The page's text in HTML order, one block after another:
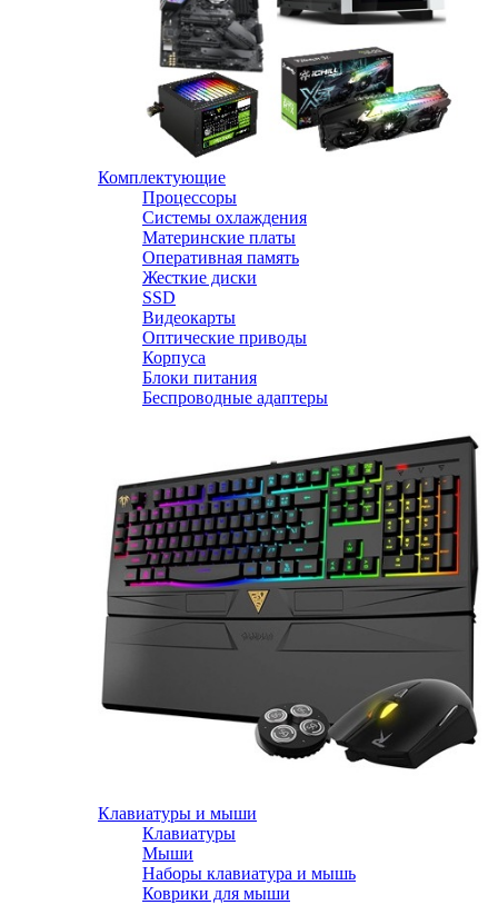
Комплектующие
Процессоры
Системы охлаждения
Материнские платы
Оперативная память
Жесткие диски
SSD
Видеокарты
Оптические приводы
Корпуса
Блоки питания
Беспроводные адаптеры
Клавиатуры и мыши
Клавиатуры
Мыши
Наборы клавиатура и мышь
Коврики для мыши